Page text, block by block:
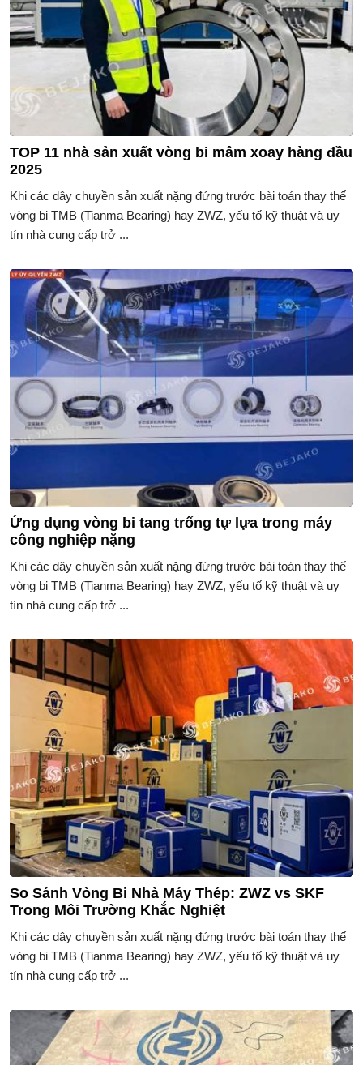
TOP 11 nhà sản xuất vòng bi mâm xoay hàng đầu
2025
Khi các dây chuyền sản xuất nặng đứng trước bài toán thay thế
vòng bi TMB (Tianma Bearing) hay ZWZ, yếu tố kỹ thuật và uy
tín nhà cung cấp trở ...
Ứng dụng vòng bi tang trống tự lựa trong máy
công nghiệp nặng
Khi các dây chuyền sản xuất nặng đứng trước bài toán thay thế
vòng bi TMB (Tianma Bearing) hay ZWZ, yếu tố kỹ thuật và uy
tín nhà cung cấp trở ...
So Sánh Vòng Bi Nhà Máy Thép: ZWZ vs SKF
Trong Môi Trường Khắc Nghiệt
Khi các dây chuyền sản xuất nặng đứng trước bài toán thay thế
vòng bi TMB (Tianma Bearing) hay ZWZ, yếu tố kỹ thuật và uy
tín nhà cung cấp trở ...